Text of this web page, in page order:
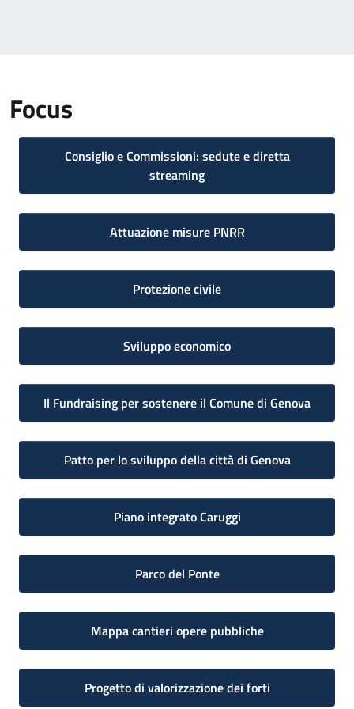
Focus
Consiglio e Commissioni: sedute e diretta
streaming
Attuazione misure PNRR
Protezione civile
Sviluppo economico
Il Fundraising per sostenere il Comune di Genova
Patto per lo sviluppo della città di Genova
Piano integrato Caruggi
Parco del Ponte
Mappa cantieri opere pubbliche
Progetto di valorizzazione dei forti